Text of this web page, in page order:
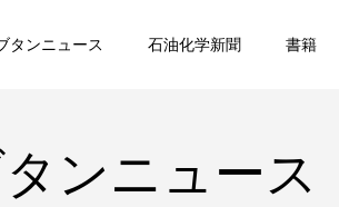
タンニュース 石油化学新聞 書籍
ンニュース